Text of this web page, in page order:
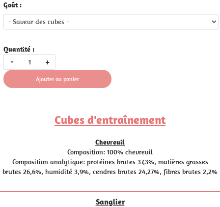
Goût :
Quantité :
- +
Ajouter au panier
Cubes d'entraînement
Chevreuil
Composition: 100% chevreuil
Composition analytique: protéines brutes 37,3%, matières grasses
brutes 26,6%, humidité 3,9%, cendres brutes 24,27%, fibres brutes 2,2%
Sanglier